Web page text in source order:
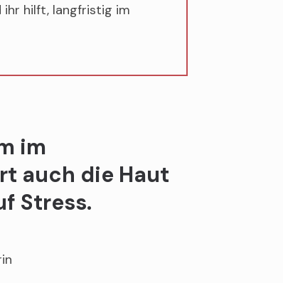
ihr hilft, langfristig im
im
auch die Haut
Stress.